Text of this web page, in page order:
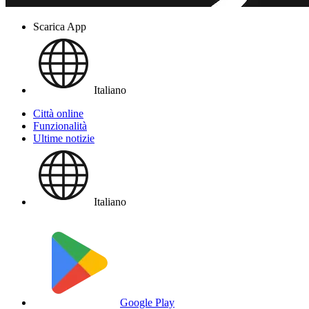
Scarica App
Italiano
Città online
Funzionalità
Ultime notizie
Italiano
Google Play